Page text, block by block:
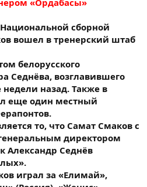
сборной
вошел в тренерский штаб
белорусского
Седнёва, возглавившего
назад. Также в
еще один местный
то, что Самат Смаков с
директором
Александр Седнёв
играл за «Елимай»,